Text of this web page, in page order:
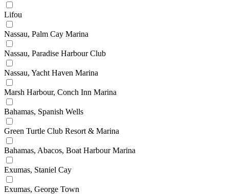
Lifou
Nassau, Palm Cay Marina
Nassau, Paradise Harbour Club
Nassau, Yacht Haven Marina
Marsh Harbour, Conch Inn Marina
Bahamas, Spanish Wells
Green Turtle Club Resort & Marina
Bahamas, Abacos, Boat Harbour Marina
Exumas, Staniel Cay
Exumas, George Town